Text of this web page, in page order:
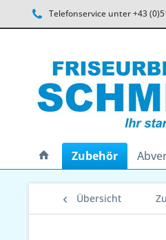
Telefonservice unter +43
Zubehör
Übersicht